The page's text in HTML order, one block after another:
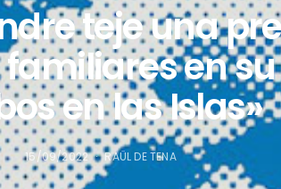
teje una
en
en las Islas»
15/09/2022 RAÜL DE TENA